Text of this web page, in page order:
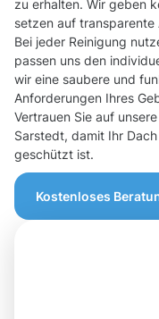
zu erhalten. Wir geben
setzen auf
Bei jeder Reinigung
passen uns den
wir eine saubere und
Anforderungen Ihres
Vertrauen Sie auf
Sarstedt, damit Ihr
geschützt ist.
Kostenloses